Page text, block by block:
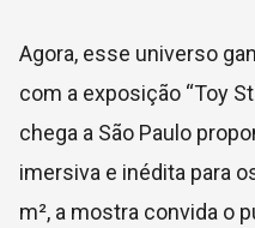
Agora, esse universo
com a exposição “Toy
chega a São Paulo
imersiva e inédita para
m², a mostra convida o